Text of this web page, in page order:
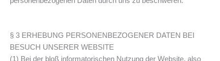
§ 3 ERHEBUNG PERSONENBEZOGENER DATEN BEI
BESUCH UNSERER WEBSITE
(1) Bei der bloß informatorischen Nutzung der Website, also